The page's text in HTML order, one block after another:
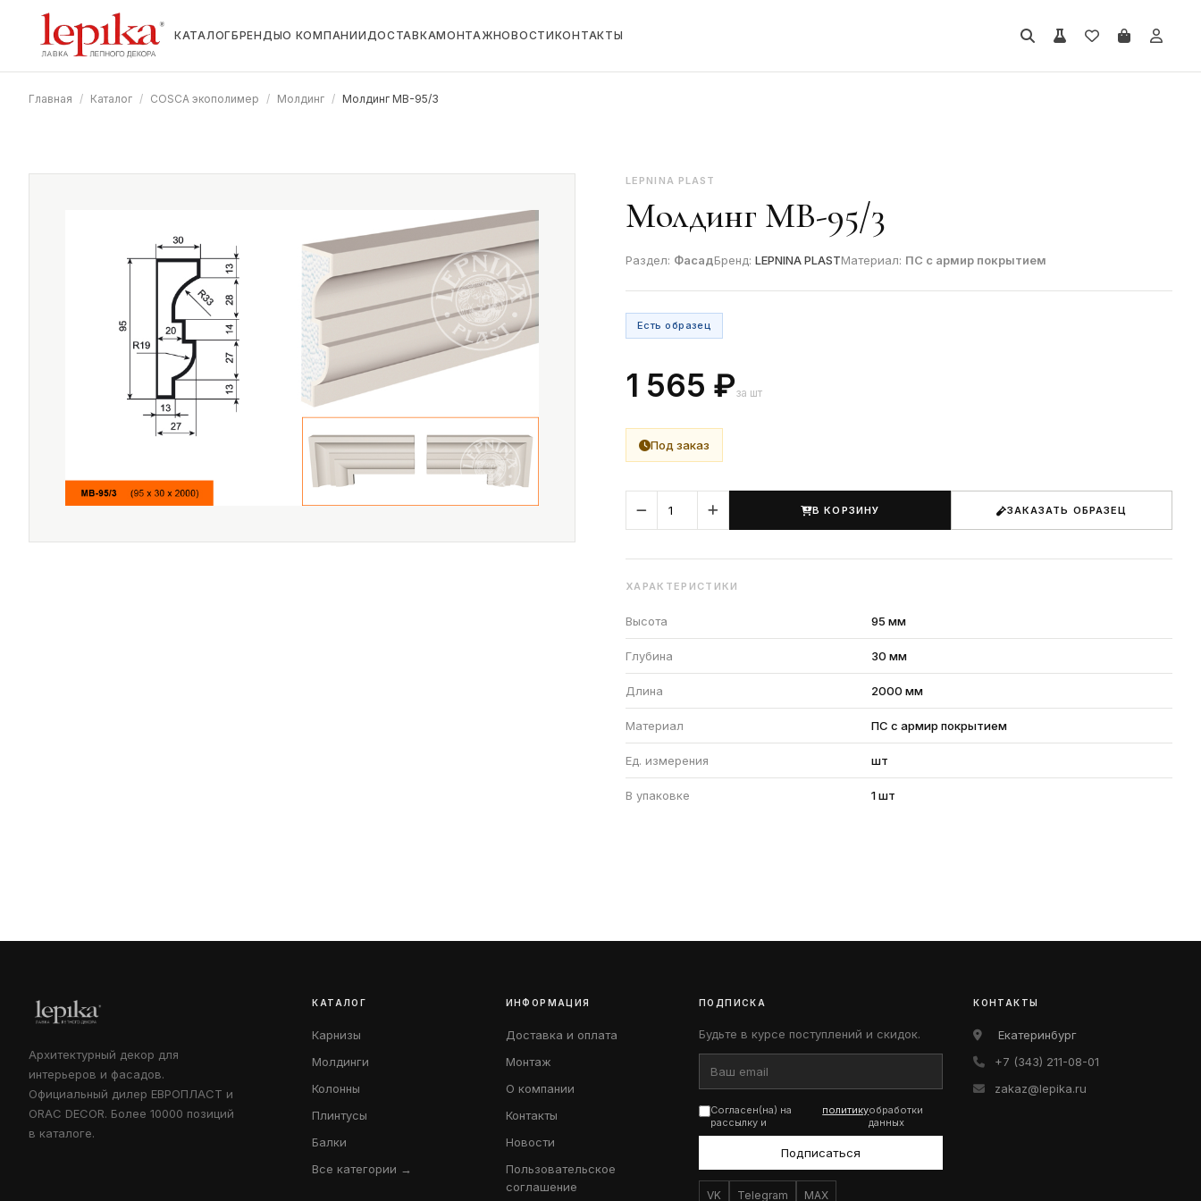
КАТАЛОГБРЕНДЫО КОМПАНИИДОСТАВКАМОНТАЖНОВОСТИКОНТАКТЫ
Главная / Каталог / COSCA экополимер / Молдинг / Молдинг МВ-95/3
LEPNINA PLAST
Молдинг МВ-95/3
Раздел: ФасадБренд: LEPNINA PLASTМатериал: ПС с армир покрытием
Есть образец
1 565 ₽за шт
Под заказ
В КОРЗИНУ ЗАКАЗАТЬ ОБРАЗЕЦ
ХАРАКТЕРИСТИКИ
Высота 95 мм
Глубина 30 мм
Длина 2000 мм
Материал ПС с армир покрытием
Ед. измерения шт
В упаковке 1 шт
Архитектурный декор для
интерьеров и фасадов.
Официальный дилер ЕВРОПЛАСТ и
ORAC DECOR. Более 10000 позиций
в каталоге.
КАТАЛОГ
Карнизы
Молдинги
Колонны
Плинтусы
Балки
Все категории →
ИНФОРМАЦИЯ
Доставка и оплата
Монтаж
О компании
Контакты
Новости
Пользовательское
соглашение
ПОДПИСКА
Будьте в курсе поступлений и скидок.
Согласен(на) на
рассылку и
политикуобработки
данных
Подписаться
VK Telegram MAX
КОНТАКТЫ
Екатеринбург
+7 (343) 211-08-01
zakaz@lepika.ru